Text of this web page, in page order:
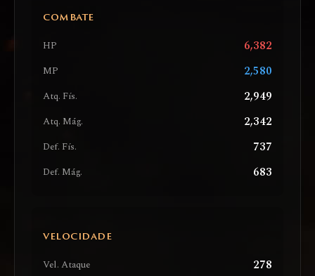
COMBATE
HP 6,382
MP 2,580
Atq. Fís. 2,949
Atq. Mág. 2,342
Def. Fís. 737
Def. Mág. 683
VELOCIDADE
Vel. Ataque 278